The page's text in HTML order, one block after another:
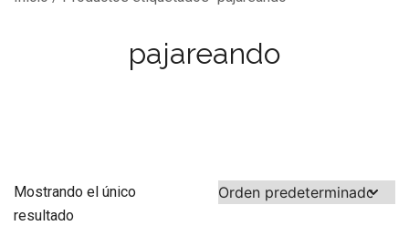
pajareando
Mostrando el único
resultado